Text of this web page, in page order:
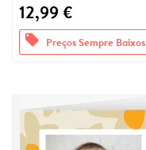
12,99 €
offers Preços Sempre Baixos